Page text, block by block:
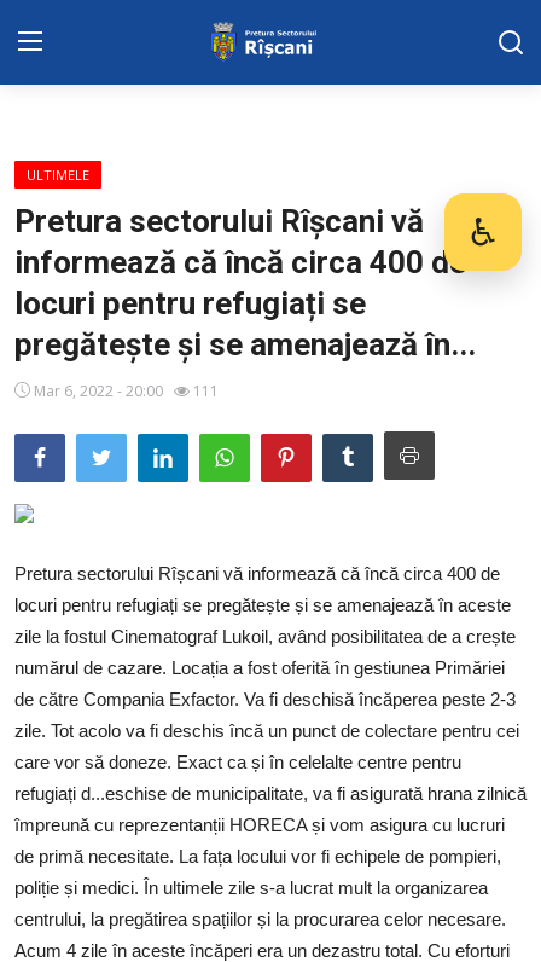
♿
Harta sect. Riscani
DISPOZITIILE PRETORULUI
Adresa: str. Kiev 3 | tel: +373 (22) 44 10
98 | mail: pretura.riscani@gmail.com
ADMINISTRAŢIA
Transparența
Proiecte
Sectorul Rîșcani
Căutați pe Internet
ULTIMELE
Pretura sectorului Rîșcani vă
informează că încă circa 400 de
locuri pentru refugiați se
pregătește și se amenajează în...
Mar 6, 2022 - 20:00 111
Pretura sectorului Rîșcani vă informează că încă circa 400 de
locuri pentru refugiați se pregătește și se amenajează în aceste
zile la fostul Cinematograf Lukoil, având posibilitatea de a crește
numărul de cazare. Locația a fost oferită în gestiunea Primăriei
de către Compania Exfactor. Va fi deschisă încăperea peste 2-3
zile. Tot acolo va fi deschis încă un punct de colectare pentru cei
care vor să doneze. Exact ca și în celelalte centre pentru
refugiați d...eschise de municipalitate, va fi asigurată hrana zilnică
împreună cu reprezentanții HORECA și vom asigura cu lucruri
de primă necesitate. La fața locului vor fi echipele de pompieri,
poliție și medici. În ultimele zile s-a lucrat mult la organizarea
centrului, la pregătirea spațiilor și la procurarea celor necesare.
Acum 4 zile în aceste încăperi era un dezastru total. Cu eforturi